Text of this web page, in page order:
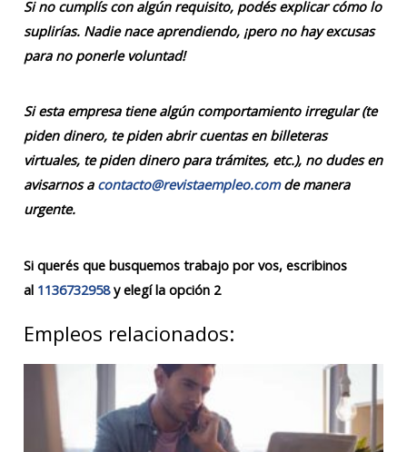
Si no cumplís con algún requisito, podés explicar cómo lo
suplirías. Nadie nace aprendiendo, ¡pero no hay excusas
para no ponerle voluntad!
Si esta empresa tiene algún comportamiento irregular (te
piden dinero, te piden abrir cuentas en billeteras
virtuales, te piden dinero para trámites, etc.), no dudes en
avisarnos a contacto@revistaempleo.comde manera
urgente.
Si querés que busquemos trabajo por vos, escribinos
al 1136732958y elegí la opción 2
Empleos relacionados: